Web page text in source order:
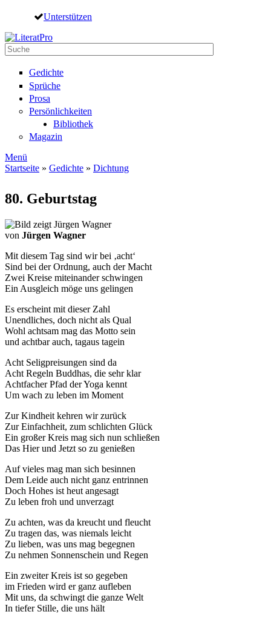
Direkt zum Inhalt
Unterstützen
Suche
Gedichte
Sprüche
Prosa
Persönlichkeiten
Bibliothek
Magazin
Menü
Startseite » Gedichte » Dichtung
80. Geburtstag
von Jürgen Wagner
Mit diesem Tag sind wir bei ‚acht‘
Sind bei der Ordnung, auch der Macht
Zwei Kreise miteinander schwingen
Ein Ausgleich möge uns gelingen
Es erscheint mit dieser Zahl
Unendliches, doch nicht als Qual
Wohl achtsam mag das Motto sein
und achtbar auch, tagaus tagein
Acht Seligpreisungen sind da
Acht Regeln Buddhas, die sehr klar
Achtfacher Pfad der Yoga kennt
Um wach zu leben im Moment
Zur Kindheit kehren wir zurück
Zur Einfachheit, zum schlichten Glück
Ein großer Kreis mag sich nun schließen
Das Hier und Jetzt so zu genießen
Auf vieles mag man sich besinnen
Dem Leide auch nicht ganz entrinnen
Doch Hohes ist heut angesagt
Zu leben froh und unverzagt
Zu achten, was da kreucht und fleucht
Zu tragen das, was niemals leicht
Zu lieben, was uns mag begegnen
Zu nehmen Sonnenschein und Regen
Ein zweiter Kreis ist so gegeben
im Frieden wird er ganz aufleben
Mit uns, da schwingt die ganze Welt
In tiefer Stille, die uns hält